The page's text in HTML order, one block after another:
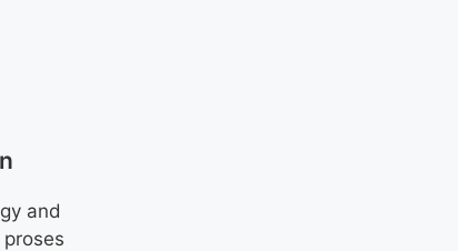
and